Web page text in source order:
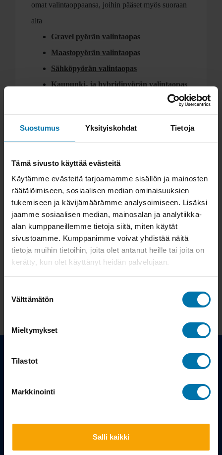
Suostumus Yksityiskohdat Tietoja
Tämä sivusto käyttää evästeitä
Käytämme evästeitä tarjoamamme sisällön ja mainosten
räätälöimiseen, sosiaalisen median ominaisuuksien
tukemiseen ja kävijämäärämme analysoimiseen. Lisäksi
jaamme sosiaalisen median, mainosalan ja analytiikka-
alan kumppaneillemme tietoja siitä, miten käytät
sivustoamme. Kumppanimme voivat yhdistää näitä
tietoja muihin tietoihin, joita olet antanut heille tai joita on
kerätty, kun olet käyttänyt heidän palvelujaan.
valinta
Välttämätön
Mieltymykset
Tilastot
Markkinointi
Salli kaikki
omat valintaoppaansa, joihin pääset myös suoraan
alta
Gravel pyörän valintaopas
Maastopyörän valintaopas
Sähköpyörän valintaopas
Kaupunki- ja hybridipyörän valintaopas
erittäin laajan testivalikoiman
omissa ajomaastoissa. Testipyörän voi noutaa
lainaan kaupalta tai tilata Matkahuollon
kuljetuksella mihin tahansa Suomessa testattavaksi.
Testipyörävalikoimin voit siirtyä suoran
allaolevista linkeistä
Maantie- ja gravel -testipyörät
Maastopyörä testiin